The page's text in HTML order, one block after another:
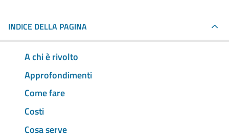
INDICE DELLA PAGINA
A chi è rivolto
Approfondimenti
Come fare
Costi
Cosa serve